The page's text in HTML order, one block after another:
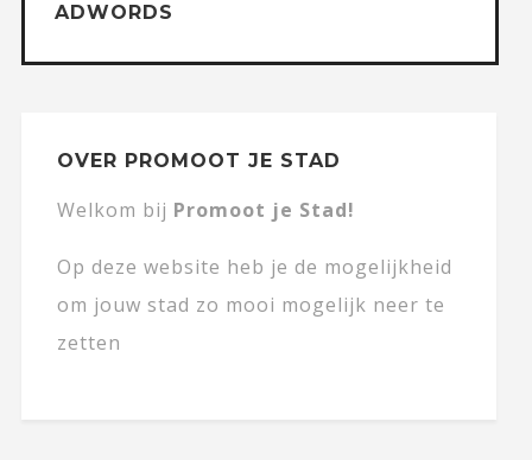
ADWORDS
OVER PROMOOT JE STAD
Welkom bij Promoot je Stad!
Op deze website heb je de mogelijkheid
om jouw stad zo mooi mogelijk neer te
zetten